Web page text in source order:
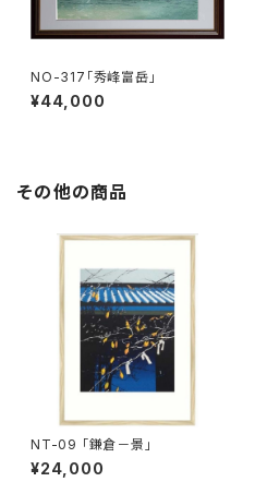
NO-317「秀峰富岳」
¥44,000
その他の商品
NT-09 「鎌倉－景」
¥24,000